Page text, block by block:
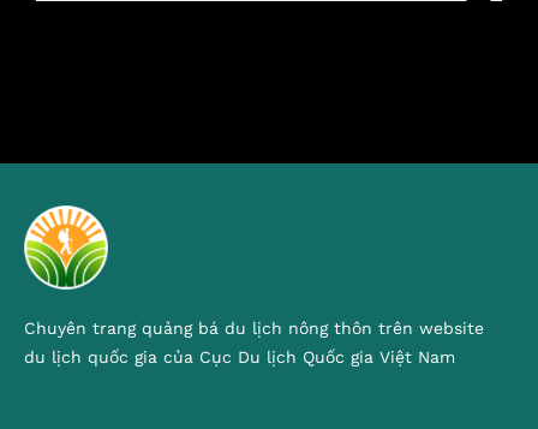
Chuyên trang quảng bá du lịch nông thôn trên website
du lịch quốc gia của Cục Du lịch Quốc gia Việt Nam